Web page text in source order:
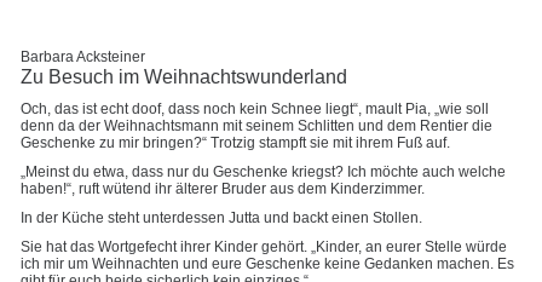
Barbara Acksteiner
Zu Besuch im Weihnachtswunderland
Och, das ist echt doof, dass noch kein Schnee liegt“, mault Pia, „wie soll
denn da der Weihnachtsmann mit seinem Schlitten und dem Rentier die
Geschenke zu mir bringen?“ Trotzig stampft sie mit ihrem Fuß auf.
„Meinst du etwa, dass nur du Geschenke kriegst? Ich möchte auch welche
haben!“, ruft wütend ihr älterer Bruder aus dem Kinderzimmer.
In der Küche steht unterdessen Jutta und backt einen Stollen.
Sie hat das Wortgefecht ihrer Kinder gehört. „Kinder, an eurer Stelle würde
ich mir um Weihnachten und eure Geschenke keine Gedanken machen. Es